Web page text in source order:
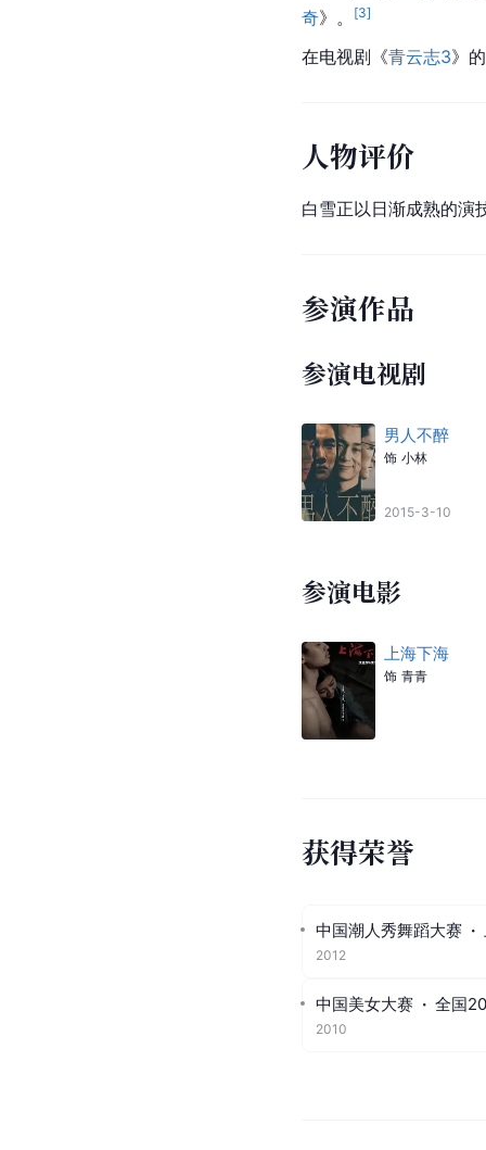
奇》。 [3]
在电视剧《青云志3》
人物评价
白雪正以日渐成熟的演
参演作品
参演电视剧
男人不醉
饰 小林
2015-3-10
参演电影
上海下海
饰 青青
获得荣誉
中国潮人秀舞蹈大赛 ·
2012
中国美女大赛 · 全国
2010